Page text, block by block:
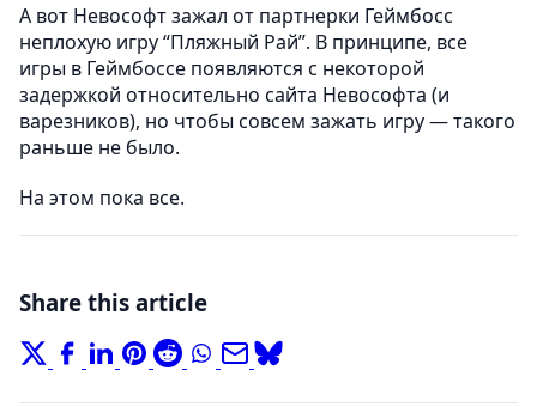
А вот Невософт зажал от партнерки Геймбосс
неплохую игру “Пляжный Рай”. В принципе, все
игры в Геймбоссе появляются с некоторой
задержкой относительно сайта Невософта (и
варезников), но чтобы совсем зажать игру — такого
раньше не было.
На этом пока все.
Share this article